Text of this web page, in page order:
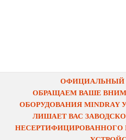
ОФИЦИАЛЬНЫЙ
ОБРАЩАЕМ ВАШЕ
ОБОРУДОВАНИЯ
ЛИШАЕТ ВАС
НЕСЕРТИФИЦИРОВАННОГО